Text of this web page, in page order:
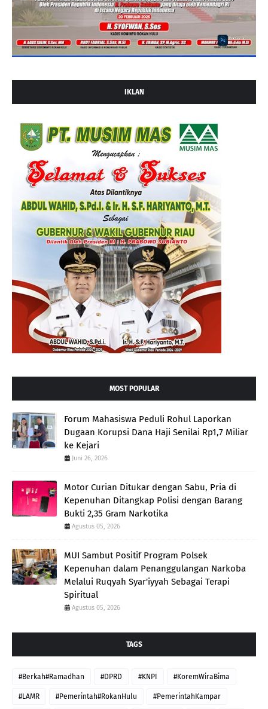
IKLAN
MOST POPULAR
Forum Mahasiswa Peduli Rohul Laporkan
Dugaan Korupsi Dana Haji Senilai Rp1,7 Miliar
ke Kejari
Juni 26, 2026
Motor Curian Ditukar dengan Sabu, Pria di
Kepenuhan Ditangkap Polisi dengan Barang
Bukti 2,35 Gram Narkotika
Agustus 05, 2026
MUI Sambut Positif Program Polsek
Kepenuhan dalam Penanggulangan Narkoba
Melalui Ruqyah Syar'iyyah Sebagai Terapi
Spiritual
Agustus 05, 2026
TAGS
#Berkah#Ramadhan #DPRD #KNPI #KoremWiraBima
#LAMR #Pemerintah#RokanHulu #PemerintahKampar